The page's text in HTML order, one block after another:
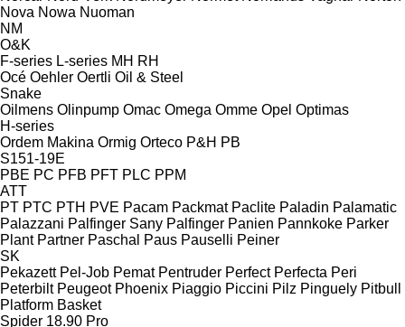
Nova Nowa Nuoman
NM
O&K
F-series L-series MH RH
Océ Oehler Oertli Oil & Steel
Snake
Oilmens Olinpump Omac Omega Omme Opel Optimas
H-series
Ordem Makina Ormig Orteco P&H PB
S151-19E
PBE PC PFB PFT PLC PPM
ATT
PT PTC PTH PVE Pacam Packmat Paclite Paladin Palamatic
Palazzani Palfinger Sany Palfinger Panien Pannkoke Parker
Plant Partner Paschal Paus Pauselli Peiner
SK
Pekazett Pel-Job Pemat Pentruder Perfect Perfecta Peri
Peterbilt Peugeot Phoenix Piaggio Piccini Pilz Pinguely Pitbull
Platform Basket
Spider 18.90 Pro